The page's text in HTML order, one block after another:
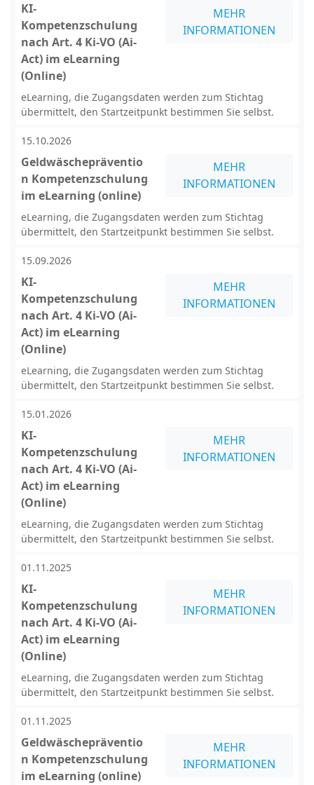
KI-
Kompetenzschulung
nach Art. 4 Ki-VO (Ai-
Act) im eLearning
(Online)
MEHR
INFORMATIONEN
eLearning, die Zugangsdaten werden zum Stichtag
übermittelt, den Startzeitpunkt bestimmen Sie selbst.
15.10.2026
Geldwäschepräventio
n Kompetenzschulung
im eLearning (online)
MEHR
INFORMATIONEN
eLearning, die Zugangsdaten werden zum Stichtag
übermittelt, den Startzeitpunkt bestimmen Sie selbst.
15.09.2026
KI-
Kompetenzschulung
nach Art. 4 Ki-VO (Ai-
Act) im eLearning
(Online)
MEHR
INFORMATIONEN
eLearning, die Zugangsdaten werden zum Stichtag
übermittelt, den Startzeitpunkt bestimmen Sie selbst.
15.01.2026
KI-
Kompetenzschulung
nach Art. 4 Ki-VO (Ai-
Act) im eLearning
(Online)
MEHR
INFORMATIONEN
eLearning, die Zugangsdaten werden zum Stichtag
übermittelt, den Startzeitpunkt bestimmen Sie selbst.
01.11.2025
KI-
Kompetenzschulung
nach Art. 4 Ki-VO (Ai-
Act) im eLearning
(Online)
MEHR
INFORMATIONEN
eLearning, die Zugangsdaten werden zum Stichtag
übermittelt, den Startzeitpunkt bestimmen Sie selbst.
01.11.2025
Geldwäschepräventio
n Kompetenzschulung
im eLearning (online)
MEHR
INFORMATIONEN